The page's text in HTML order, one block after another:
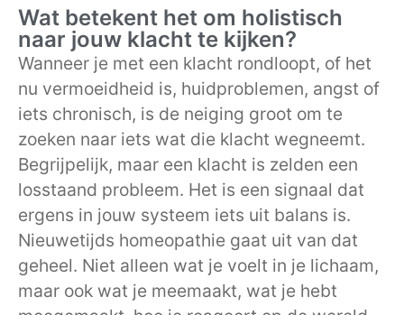
Wat betekent het om holistisch
naar jouw klacht te kijken?
Wanneer je met een klacht rondloopt, of het
nu vermoeidheid is, huidproblemen, angst of
iets chronisch, is de neiging groot om te
zoeken naar iets wat die klacht wegneemt.
Begrijpelijk, maar een klacht is zelden een
losstaand probleem. Het is een signaal dat
ergens in jouw systeem iets uit balans is.
Nieuwetijds homeopathie gaat uit van dat
geheel. Niet alleen wat je voelt in je lichaam,
maar ook wat je meemaakt, wat je hebt